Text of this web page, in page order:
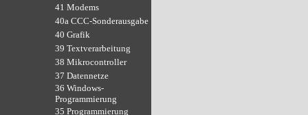
41 Modems
40a CCC-Sonderausgabe
40 Grafik
39 Textverarbeitung
38 Mikrocontroller
37 Datennetze
36 Windows-
Programmierung
35 Programmierung